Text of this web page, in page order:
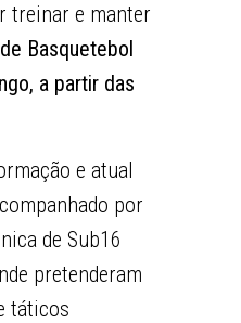
treinar e manter
Basquetebol
a partir das
e atual
por
de Sub16
pretenderam
táticos